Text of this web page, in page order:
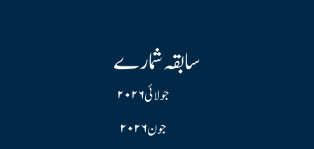
سابقہ شمارے
جولائی ۲۰۲۶
جون ۲۰۲۶